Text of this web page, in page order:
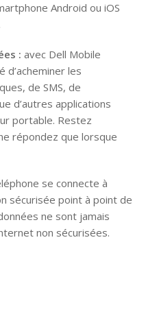
Android ou iOS
: avec Dell Mobile
d’acheminer les
de SMS, de
d’autres applications
portable. Restez
répondez que lorsque
se connecte à
sécurisée point à point de
ne sont jamais
non sécurisées.